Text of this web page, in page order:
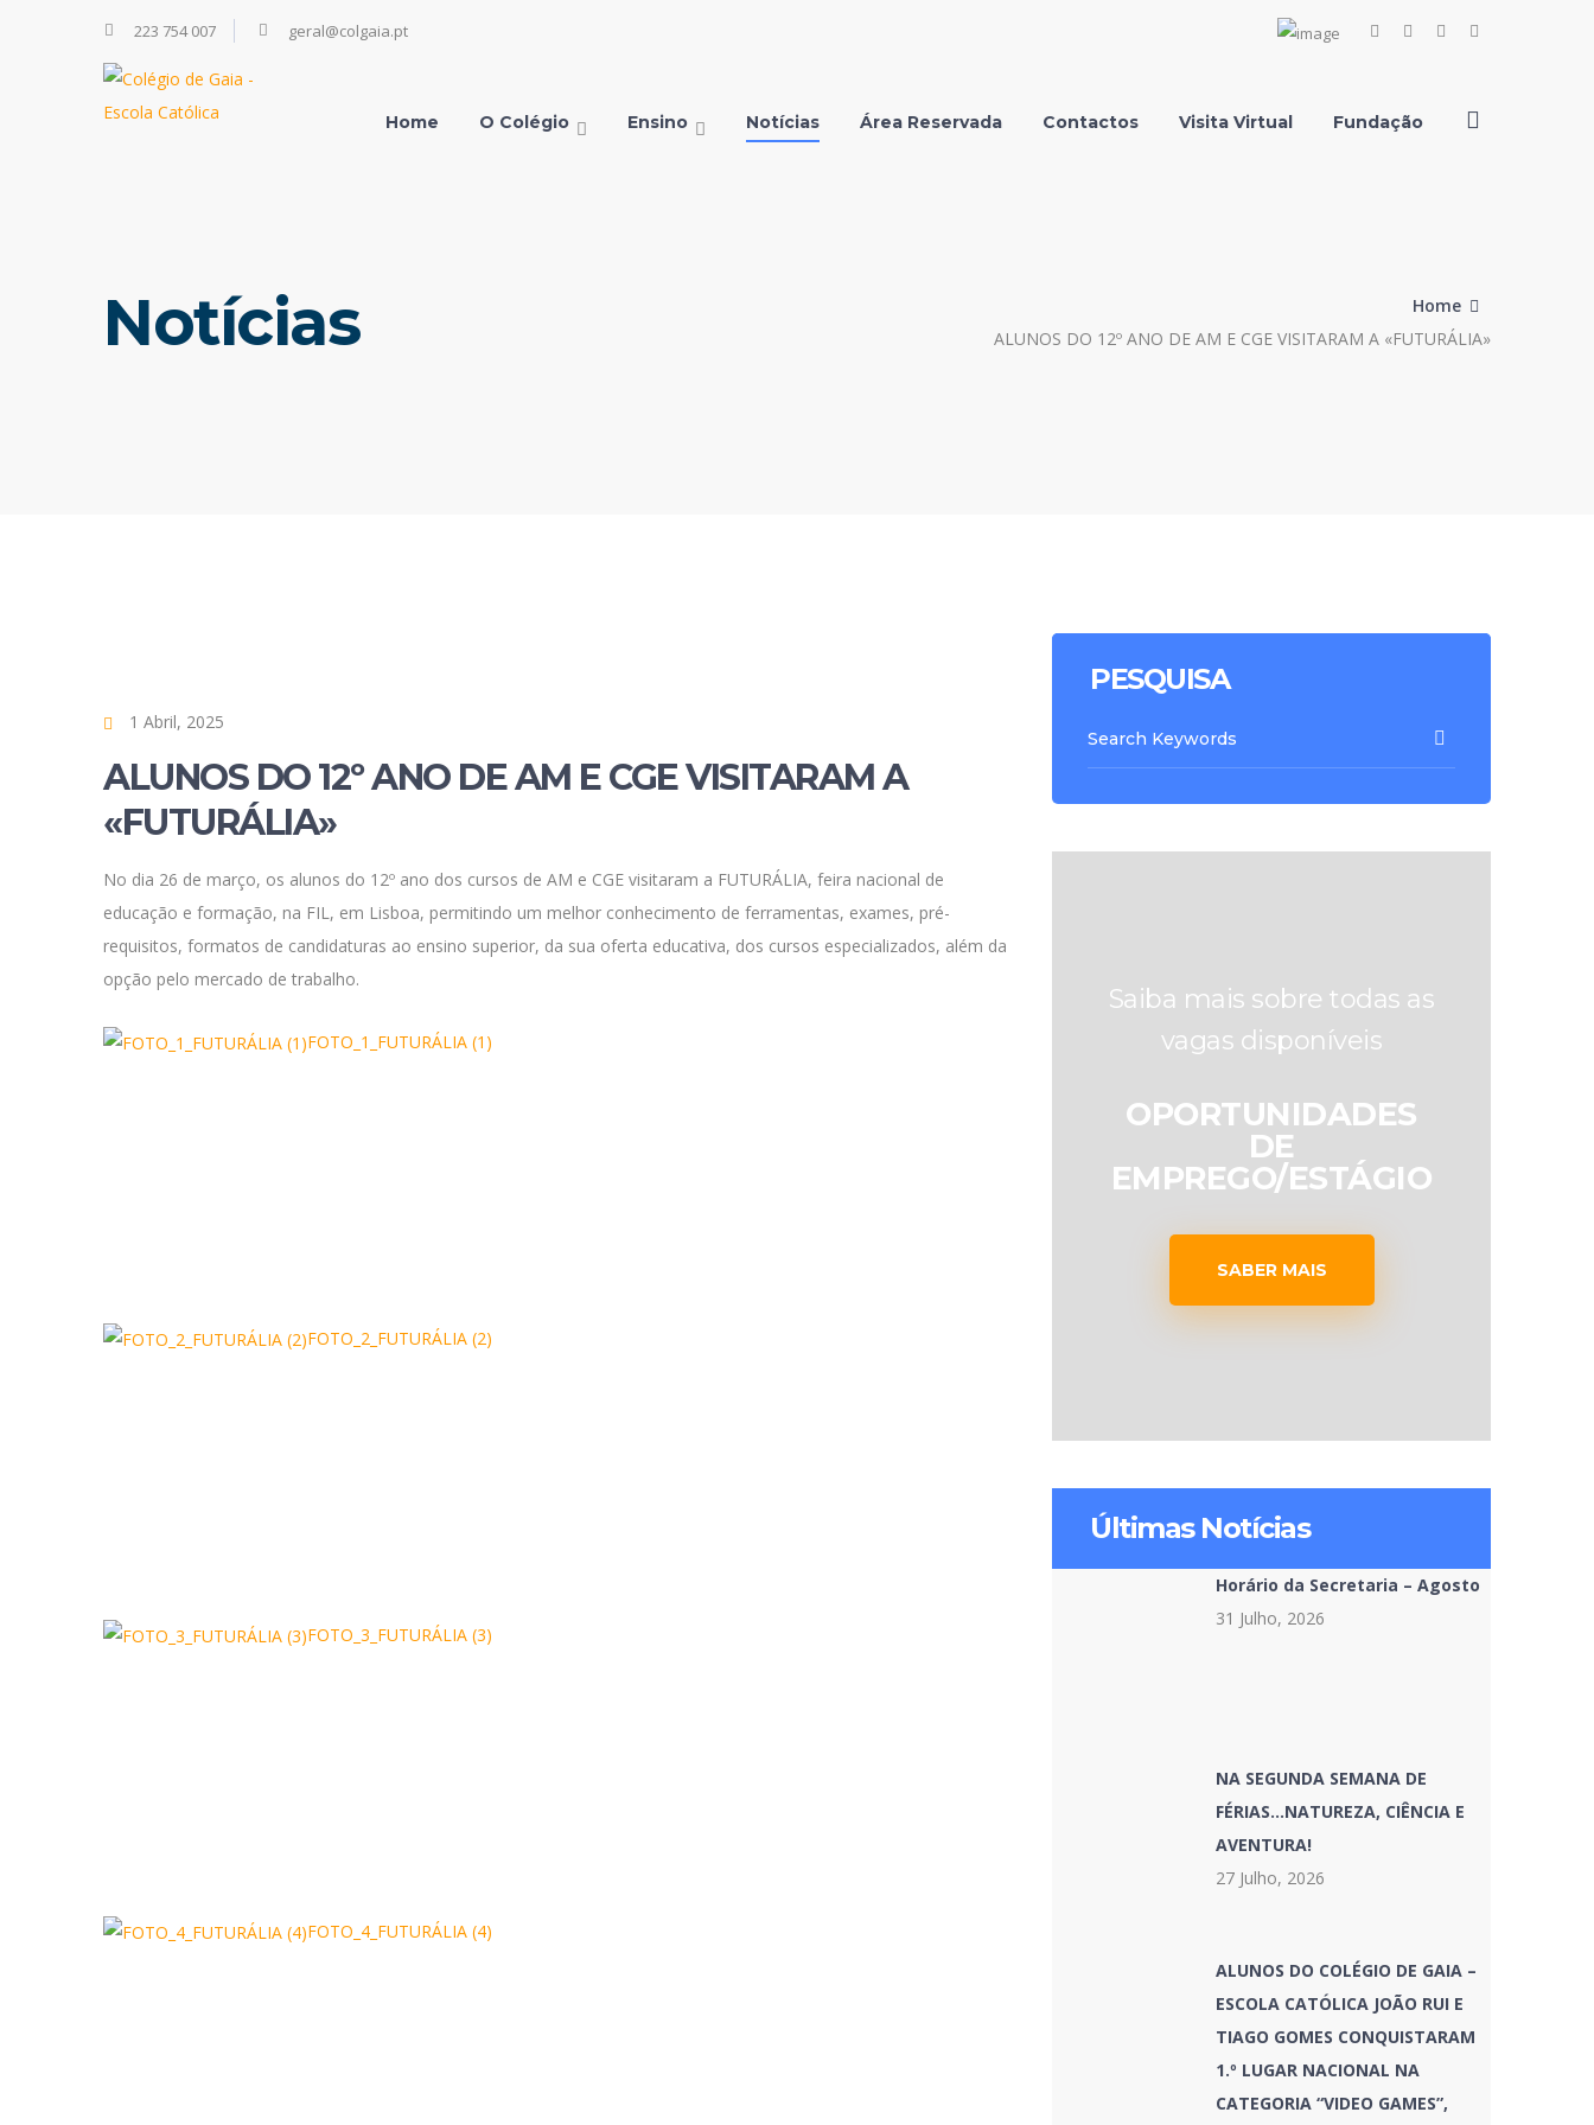
223 754 007 geral@colgaia.pt
FacebookInstagramYoutube
Home O Colégio Ensino Notícias Área Reservada Contactos Visita Virtual Fundação
Notícias
Home
ALUNOS DO 12º ANO DE AM E CGE VISITARAM A «FUTURÁLIA»
1 Abril, 2025
ALUNOS DO 12º ANO DE AM E CGE VISITARAM A
«FUTURÁLIA»
No dia 26 de março, os alunos do 12º ano dos cursos de AM e CGE visitaram a FUTURÁLIA, feira nacional de
educação e formação, na FIL, em Lisboa, permitindo um melhor conhecimento de ferramentas, exames, pré-
requisitos, formatos de candidaturas ao ensino superior, da sua oferta educativa, dos cursos especializados, além da
opção pelo mercado de trabalho.
FOTO_1_FUTURÁLIA (1)
FOTO_2_FUTURÁLIA (2)
FOTO_3_FUTURÁLIA (3)
FOTO_4_FUTURÁLIA (4)
PESQUISA
Saiba mais sobre todas as
vagas disponíveis
OPORTUNIDADES
DE
EMPREGO/ESTÁGIO
SABER MAIS
Últimas Notícias
Horário da Secretaria – Agosto
31 Julho, 2026
NA SEGUNDA SEMANA DE
FÉRIAS…NATUREZA, CIÊNCIA E
AVENTURA!
27 Julho, 2026
ALUNOS DO COLÉGIO DE GAIA –
ESCOLA CATÓLICA JOÃO RUI E
TIAGO GOMES CONQUISTARAM
1.º LUGAR NACIONAL NA
CATEGORIA “VIDEO GAMES”,